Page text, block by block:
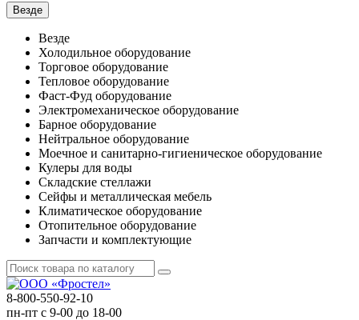
Везде
Везде
Холодильное оборудование
Торговое оборудование
Тепловое оборудование
Фаст-Фуд оборудование
Электромеханическое оборудование
Барное оборудование
Нейтральное оборудование
Моечное и санитарно-гигиеническое оборудование
Кулеры для воды
Складские стеллажи
Сейфы и металлическая мебель
Климатическое оборудование
Отопительное оборудование
Запчасти и комплектующие
8-800-550-92-10
пн-пт с 9-00 до 18-00